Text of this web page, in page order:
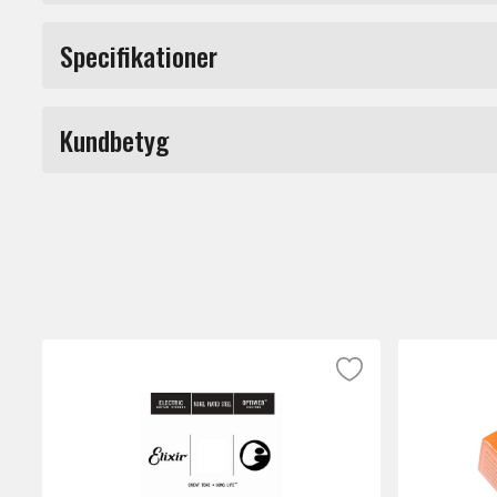
• Utökad livslängd
• Slät känsla som är lätt på fingrarna och
• Rostfri
Specifikationer
Kundbetyg